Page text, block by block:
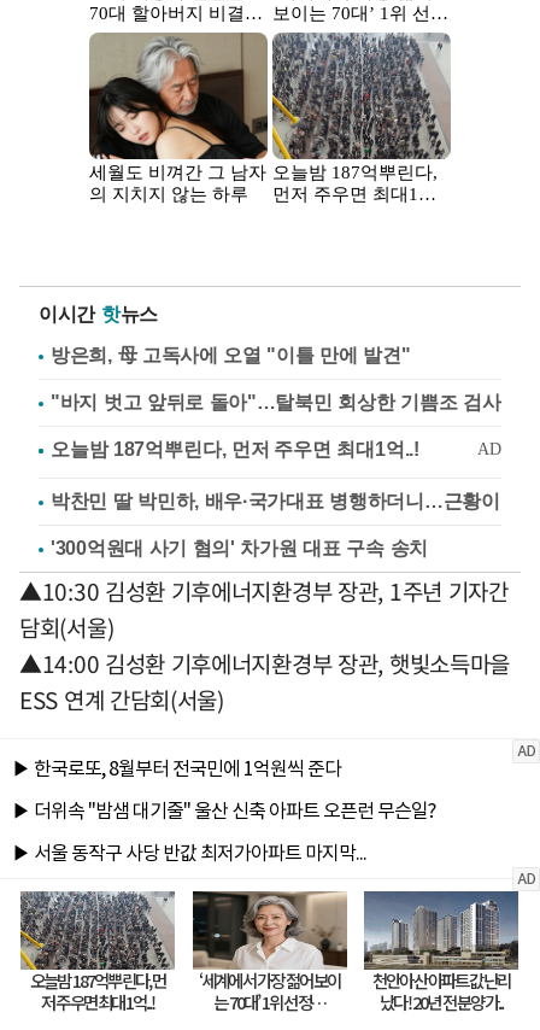
이시간 핫뉴스
방은희, 母 고독사에 오열 "이틀 만에 발견"
"바지 벗고 앞뒤로 돌아"…탈북민 회상한 기쁨조 검사
박찬민 딸 박민하, 배우·국가대표 병행하더니…근황이
'300억원대 사기 혐의' 차가원 대표 구속 송치
▲10:30 김성환 기후에너지환경부 장관, 1주년 기자간
담회(서울)
▲14:00 김성환 기후에너지환경부 장관, 햇빛소득마을
ESS 연계 간담회(서울)